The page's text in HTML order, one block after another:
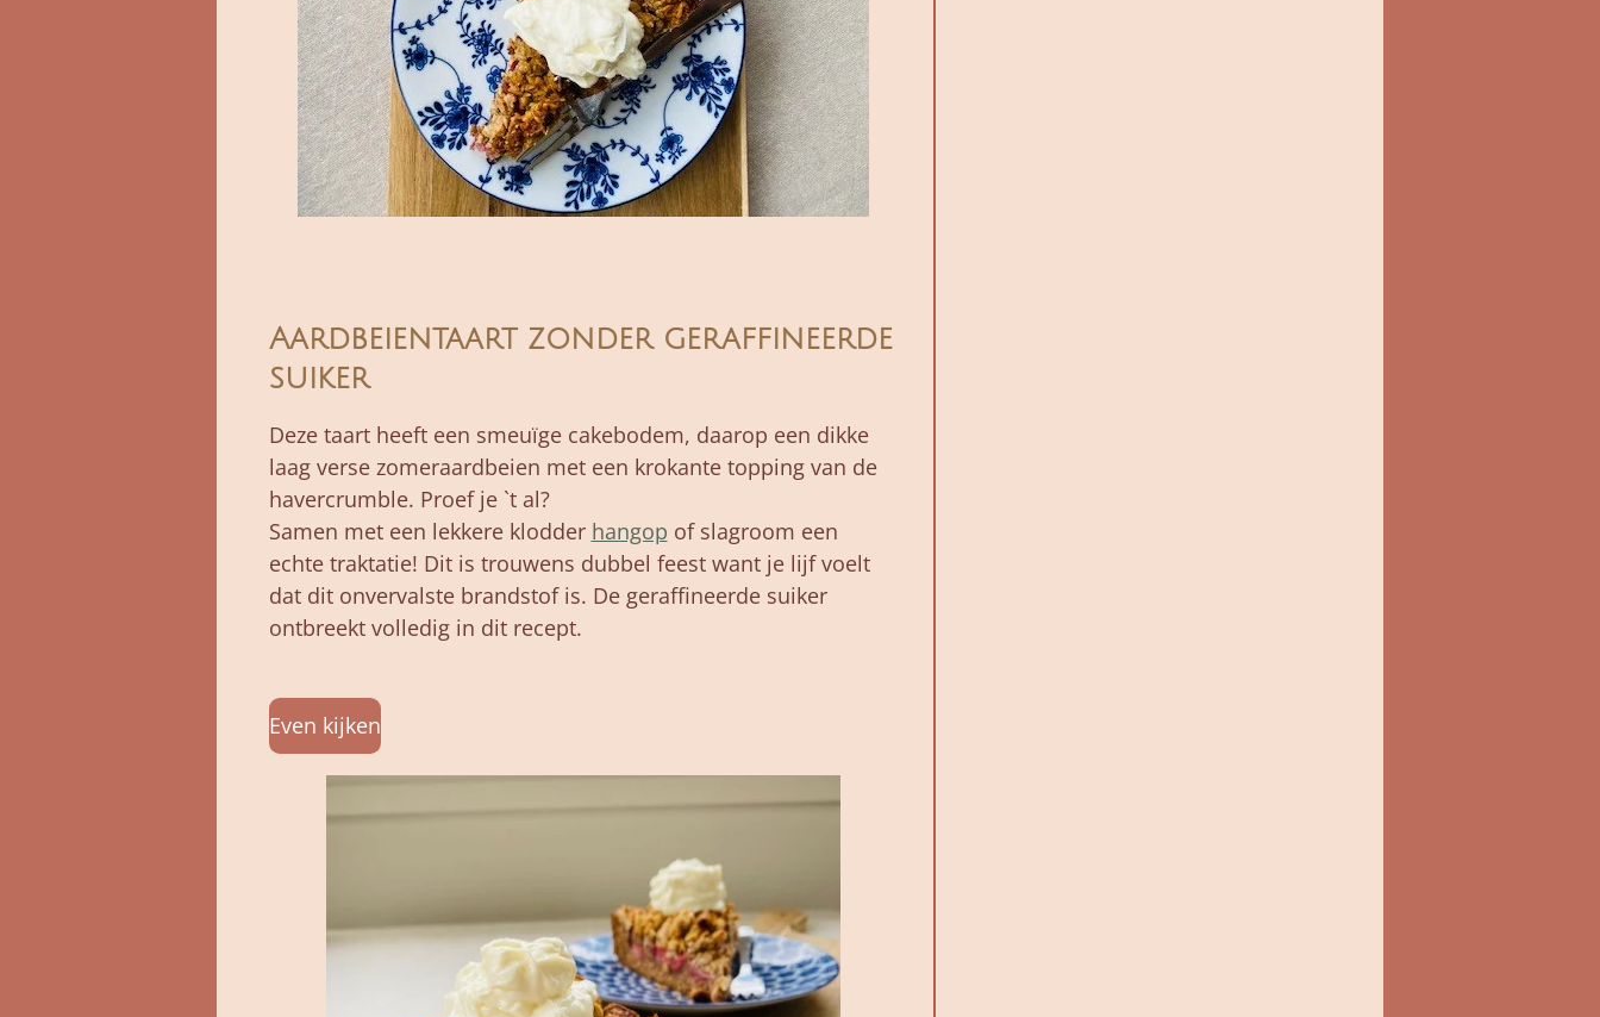
Aardbeientaart zonder geraffineerde
suiker
Deze taart heeft een smeuïge cakebodem, daarop een dikke
laag verse zomeraardbeien met een krokante topping van de
havercrumble. Proef je `t al?
Samen met een lekkere klodder hangop of slagroom een
echte traktatie! Dit is trouwens dubbel feest want je lijf voelt
dat dit onvervalste brandstof is. De geraffineerde suiker
ontbreekt volledig in dit recept.
Even kijken